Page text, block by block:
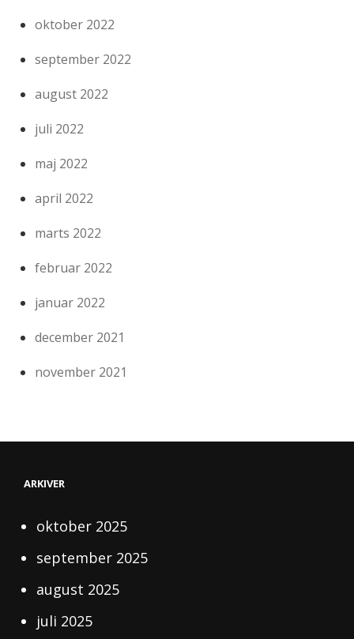
oktober 2022
september 2022
august 2022
juli 2022
maj 2022
april 2022
marts 2022
februar 2022
januar 2022
december 2021
november 2021
ARKIVER
oktober 2025
september 2025
august 2025
juli 2025